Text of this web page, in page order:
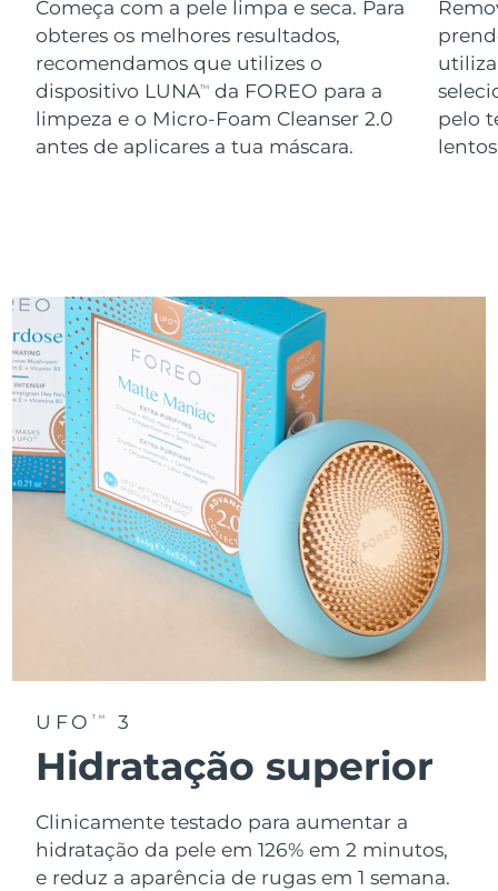
Começa com a pele limpa e seca. Para
obteres os melhores resultados,
recomendamos que utilizes o
dispositivo LUNATM
da FOREO para a
limpeza e o Micro-Foam Cleanser 2.0
antes de aplicares a tua máscara.
pelo
UFO TM 3
Hidratação superior
Clinicamente testado para aumentar a
hidratação da pele em 126% em 2 minutos,
e reduz a aparência de rugas em 1 semana.